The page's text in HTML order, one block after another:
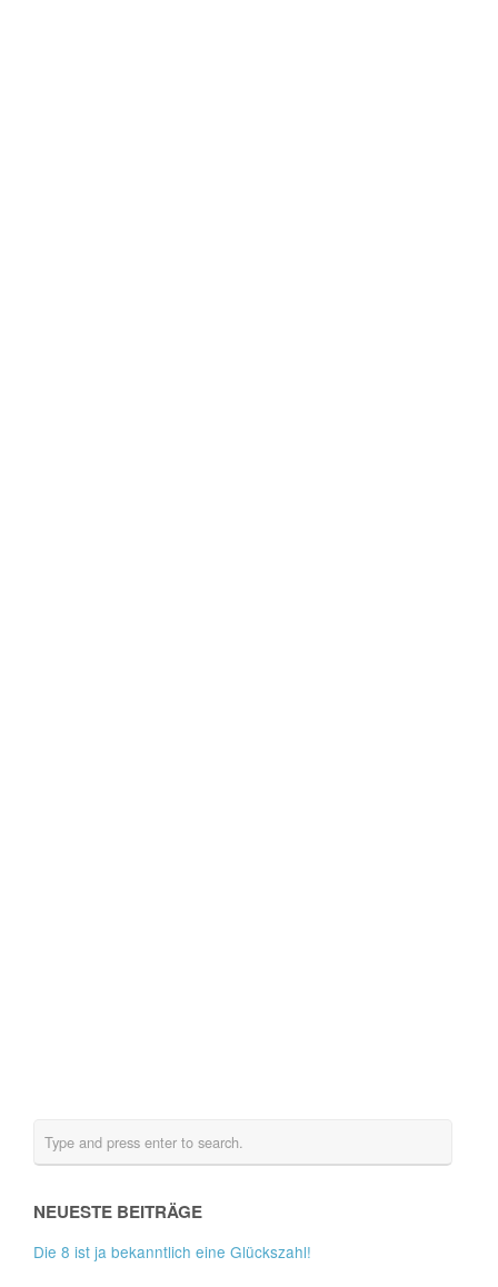
NEUESTE BEITRÄGE
Die 8 ist ja bekanntlich eine Glückszahl!